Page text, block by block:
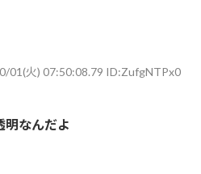
01(火) 07:50:08.79 ID:ZufgNTPx0
明なんだよ